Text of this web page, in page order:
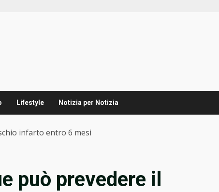
Lifestyle Notizia per Notizia
infarto entro 6 mesi
può prevedere il